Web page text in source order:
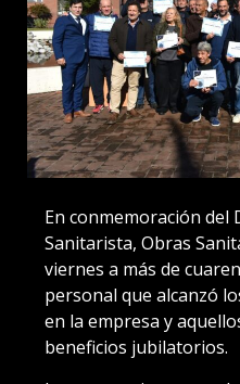
En conmemoración del
Sanitarista, Obras
viernes a más de
personal que alcanzó
en la empresa y
beneficios jubilatorios.